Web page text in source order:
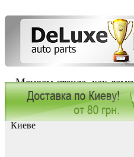
Меняем стекла, как
Заказать установку
Киеве